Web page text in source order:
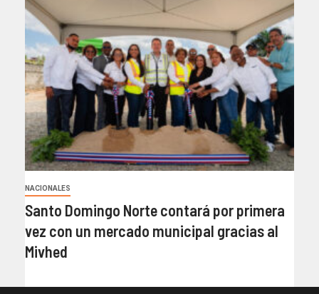
NACIONALES
Santo Domingo Norte contará por primera
vez con un mercado municipal gracias al
Mivhed